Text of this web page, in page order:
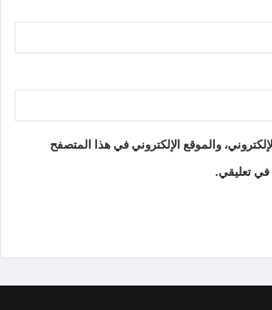
والموقع الإلكتروني في هذا المتصفح
في تعليقي.